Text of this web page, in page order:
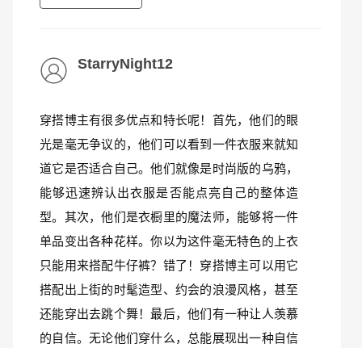
StarryNight12
穿搭博主有很多优点和特长呢！首先，他们的眼
光是毫无争议的，他们可以看到一件衣服来就知
道它是否适合自己。他们就像是时尚版的乌鸦，
能够迅速辨认出衣服是否能点亮自己的整体造
型。其次，他们是衣橱里的魔法师，能够将一件
单品变出各种花样。你以为这件毫无特色的上衣
只能用来搭配牛仔裤？错了！穿搭博主可以用它
搭配出上街的时髦造型、约会的浪漫风格，甚至
还能穿出去跳个舞！最后，他们有一种让人羡慕
的自信。无论他们穿什么，总能展现出一种自信